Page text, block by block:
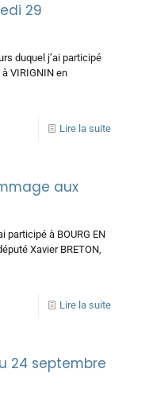
29
duquel j’ai participé
à VIRIGNIN en
Lire la suite
aux
participé à BOURG EN
Xavier BRETON,
Lire la suite
24 septembre